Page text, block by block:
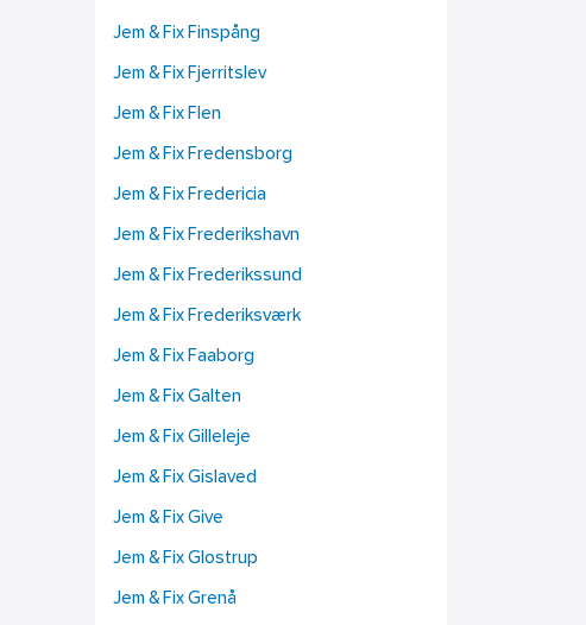
Jem & Fix Finspång
Jem & Fix Fjerritslev
Jem & Fix Flen
Jem & Fix Fredensborg
Jem & Fix Fredericia
Jem & Fix Frederikshavn
Jem & Fix Frederikssund
Jem & Fix Frederiksværk
Jem & Fix Faaborg
Jem & Fix Galten
Jem & Fix Gilleleje
Jem & Fix Gislaved
Jem & Fix Give
Jem & Fix Glostrup
Jem & Fix Grenå